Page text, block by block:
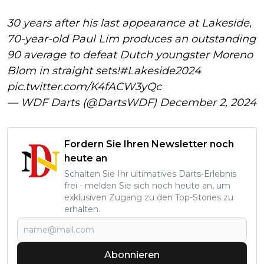
30 years after his last appearance at Lakeside,
70-year-old Paul Lim produces an outstanding
90 average to defeat Dutch youngster Moreno
Blom in straight sets!#Lakeside2024
pic.twitter.com/K4fACW3yQc
— WDF Darts (@DartsWDF) December 2, 2024
Fordern Sie Ihren Newsletter noch
heute an
Schalten Sie Ihr ultimatives Darts-Erlebnis
frei - melden Sie sich noch heute an, um
exklusiven Zugang zu den Top-Stories zu
erhalten.
Abonnieren